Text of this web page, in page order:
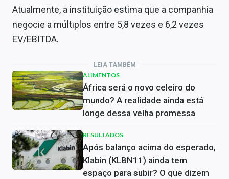
Atualmente, a instituição estima que a companhia
negocie a múltiplos entre 5,8 vezes e 6,2 vezes
EV/EBITDA.
LEIA TAMBÉM
ALIMENTOS
África será o novo celeiro do
mundo? A realidade ainda está
longe dessa velha promessa
RESULTADOS
Após balanço acima do esperado,
Klabin (KLBN11) ainda tem
espaço para subir? O que dizem